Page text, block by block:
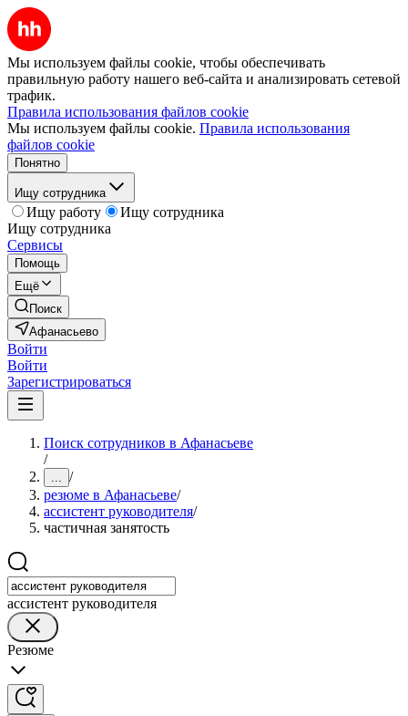
Мы используем файлы cookie, чтобы обеспечивать
правильную работу нашего веб-сайта и анализировать сетевой
трафик.
Правила использования файлов cookie
Мы используем файлы cookie. Правила использования
файлов cookie
Понятно
Ищу сотрудника
Ищу работу
Ищу сотрудника
Ищу сотрудника
Сервисы
Помощь
Ещё
Поиск
Афанасьево
Войти
Войти
Зарегистрироваться
Поиск сотрудников в Афанасьеве
/
... /
резюме в Афанасьеве/
ассистент руководителя/
частичная занятость
ассистент руководителя
Резюме